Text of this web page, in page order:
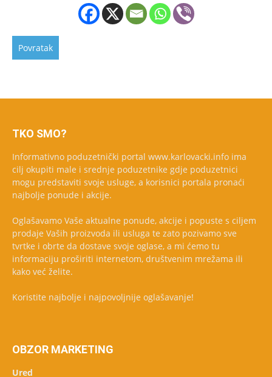
TKO SMO?
Informativno poduzetnički portal www.karlovacki.info ima
cilj okupiti male i srednje poduzetnike gdje poduzetnici
mogu predstaviti svoje usluge, a korisnici portala pronaći
najbolje ponude i akcije.
Oglašavamo Vaše aktualne ponude, akcije i popuste s ciljem
prodaje Vaših proizvoda ili usluga te zato pozivamo sve
tvrtke i obrte da dostave svoje oglase, a mi ćemo tu
informaciju proširiti internetom, društvenim mrežama ili
kako već želite.
Koristite najbolje i najpovoljnije oglašavanje!
OBZOR MARKETING
Ured